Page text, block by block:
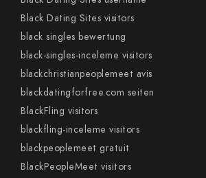
Black Dating Sites visitors
black singles bewertung
black-singles-inceleme visitors
blackchristianpeoplemeet avis
blackdatingforfree.com seiten
BlackFling visitors
blackfling-inceleme visitors
blackpeoplemeet gratuit
BlackPeopleMeet visitors